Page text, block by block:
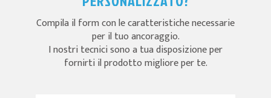
Compila il form con le caratteristiche necessarie
per il tuo ancoraggio.
I nostri tecnici sono a tua disposizione per
fornirti il prodotto migliore per te.